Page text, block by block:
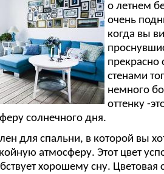
о летнем
очень
когда вы
прекрасно
стенами
немного
оттенку -
солнечного дня.
для спальни, в которой вы
атмосферу. Этот цвет
хорошему сну.